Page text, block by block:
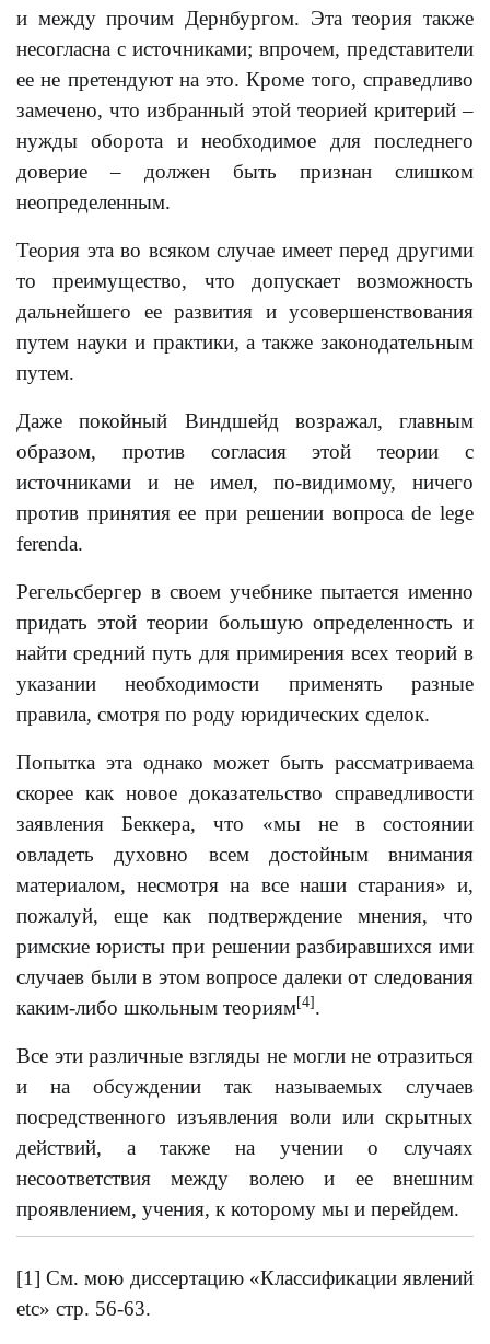
и между прочим Дернбургом. Эта теория также
несогласна с источниками; впрочем, представители
ее не претендуют на это. Кроме того, справедливо
замечено, что избранный этой теорией критерий –
нужды оборота и необходимое для последнего
доверие – должен быть признан слишком
неопределенным.
Теория эта во всяком случае имеет перед другими
то преимущество, что допускает возможность
дальнейшего ее развития и усовершенствования
путем науки и практики, a также законодательным
путем.
Даже покойный Виндшейд возражал, главным
образом, против согласия этой теории с
источниками и не имел, по-видимому, ничего
против принятия ее при решении вопроса de lege
fеrenda.
Регельсбергер в своем учебнике пытается именно
придать этой теории большую определенность и
найти средний путь для примирения всех теорий в
указании необходимости применять разные
правила, смотря по роду юридических сделок.
Попытка эта однако может быть рассматриваема
скорее как новое доказательство справедливости
заявления Беккера, что «мы не в состоянии
овладеть духовно всем достойным внимания
материалом, несмотря на все наши старания» и,
пожалуй, еще как подтверждение мнения, что
римские юристы при решении разбиравшихся ими
случаев были в этом вопросе далеки от следования
каким-либо школьным теориям[4] .
Все эти различные взгляды не могли не отразиться
и на обсуждении так называемых случаев
посредственного изъявления воли или скрытных
действий, a также на учении о случаях
несоответствия между волею и ее внешним
проявлением, учения, к которому мы и перейдем.
[1] См. мою диссертацию «Классификации явлений
еtс» стр. 56-63.